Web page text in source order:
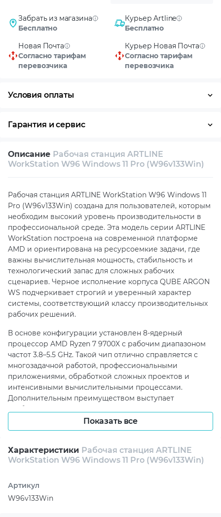
Забрать из магазина
Бесплатно
Курьер Artline
Бесплатно
Новая Почта
Согласно тарифам
перевозчика
Курьер Новая Почта
Согласно тарифам
перевозчика
Условия оплаты
Гарантия и сервис
Возврат и обмен в течение 14 дней
Техническая поддержка Консультация
Описание Рабочая станция ARTLINE
WorkStation W96 Windows 11 Pro (W96v133Win)
Рабочая станция ARTLINE WorkStation W96 Windows 11
Pro (W96v133Win) создана для пользователей, которым
необходим высокий уровень производительности в
профессиональной среде. Эта модель серии ARTLINE
WorkStation построена на современной платформе
AMD и ориентирована на ресурсоемкие задачи, где
важны вычислительная мощность, стабильность и
технологический запас для сложных рабочих
сценариев. Черное исполнение корпуса QUBE ARGON
WS подчеркивает строгий и уверенный характер
системы, соответствующий классу производительных
рабочих решений.
В основе конфигурации установлен 8-ядерный
процессор AMD Ryzen 7 9700X с рабочим диапазоном
частот 3.8–5.5 GHz. Такой чип отлично справляется с
многозадачной работой, профессиональными
приложениями, обработкой сложных проектов и
интенсивными вычислительными процессами.
Дополнительным преимуществом выступает
разблокированный множитель CPU, который
подчеркивает потенциал платформы и ее ориентацию
на высокую производительность в требовательных
Для уверенной работы с современным
оперативной памяти DDR5-6000 RGB,
эффективную обработку больших массивов данных.
Показать все
Характеристики Рабочая станция ARTLINE
WorkStation W96 Windows 11 Pro (W96v133Win)
Артикул
W96v133Win